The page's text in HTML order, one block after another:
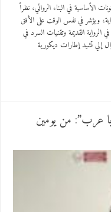
الأساسية في البناء الروائي، نظراً
ويؤشر في نفس الوقت على الأفق
الرواية القديمة وتقنيات السرد في
إلي تشيد إطارات ديكورية
عرب”: من يومين